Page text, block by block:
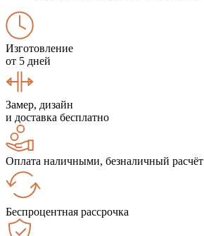
Изготовление
от 5 дней
Замер, дизайн
и доставка бесплатно
Оплата наличными, безналичный расчёт
Беспроцентная рассрочка